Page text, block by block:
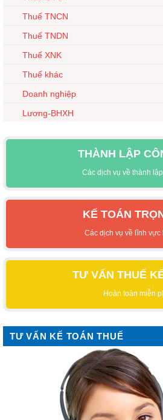
Thuế TNCN
Thuế TNDN
Thuế XNK
Thuế khác
Doanh nghiệp
Lương-BHXH
THÀNH LẬP
Các dịch vụ về thành
KẾ TOÁN
Các dịch vụ về lĩnh vực
TƯ VẤN THUẾ
Hoàn toàn miễn
TƯ VẤN KẾ TOÁN THUẾ